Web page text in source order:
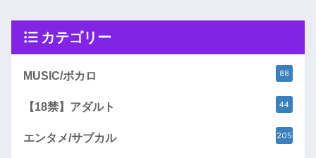
カテゴリー
MUSIC/ボカロ 88
【18禁】アダルト 44
エンタメ/サブカル 205